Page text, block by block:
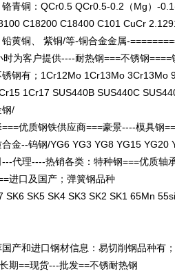
铬青铜：QCr0.5 QCr0.5-0.2（Mg）-
C18200 C18400 C101 CuCr
黄铜、 紫铜/等-铜合金金属-
时为客户提供----耐热钢===不锈钢====
钢有；1Cr12Mo 1Cr13Mo 3Cr13Mo
1Cr17 SUS440B SUS440C
钢/
优质钢铁供应商===豪景----模具钢
金--钨钢/YG6 YG3 YG8 YG15 YG20
代理----热销各类：特种钢===优质
进口及国产；弹簧钢品种
SK6 SK5 SK4 SK3 SK2 SK1 65Mn
产和进口钢材信息：易切削钢品种有
期==现货---批发==不锈耐热钢